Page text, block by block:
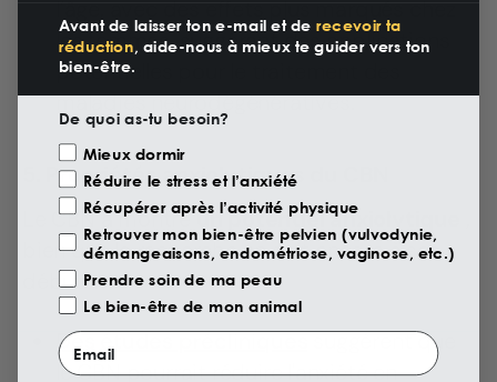
les femmes, suggérant des applications
potentielles pour le traitement des
maladies neurodégénératives.
5. Propriétés anxiolytiques du CBN
Le CBN a montréun potentiel anxiolytique
bien que la recherche en soit encore à ses
débuts.
Des études précliniquessuggèrent que
le CBN pourrait réduire l'anxiété en
Avant de laisser ton e-mail et de recevoir ta
réduction, aide-nous à mieux te guider vers ton
bien-être.
De quoi as-tu besoin?
Motivazione Visita
Mieux dormir
Réduire le stress et l’anxiété
Récupérer après l’activité physique
Retrouver mon bien-être pelvien (vulvodynie,
démangeaisons, endométriose, vaginose, etc.)
Prendre soin de ma peau
Le bien-être de mon animal
Email